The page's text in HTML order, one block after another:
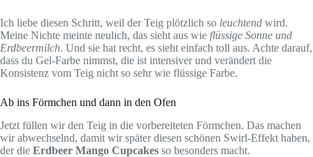
Ich liebe diesen Schritt, weil der Teig plötzlich so leuchtend wird.
Meine Nichte meinte neulich, das sieht aus wie flüssige Sonne und
Erdbeermilch. Und sie hat recht, es sieht einfach toll aus. Achte darauf,
dass du Gel-Farbe nimmst, die ist intensiver und verändert die
Konsistenz vom Teig nicht so sehr wie flüssige Farbe.
Ab ins Förmchen und dann in den Ofen
Jetzt füllen wir den Teig in die vorbereiteten Förmchen. Das machen
wir abwechselnd, damit wir später diesen schönen Swirl-Effekt haben,
der die Erdbeer Mango Cupcakes so besonders macht.